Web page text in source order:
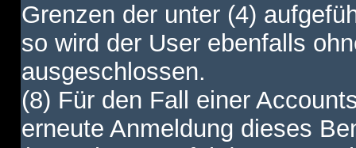
Grenzen der unter (4)
so wird der User ebenfalls
ausgeschlossen.
(8) Für den Fall einer
erneute Anmeldung dieses